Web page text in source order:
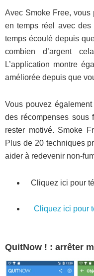
Avec Smoke Free, vous
en temps réel avec des
temps écoulé depuis
combien d’argent
L’application montre
améliorée depuis que
Vous pouvez
des récompenses sous
rester motivé. Smoke
Plus de 20 techniques
aider à redevenir non-
Cliquez ici pour
Cliquez ici pour
QuitNow ! : arrêter